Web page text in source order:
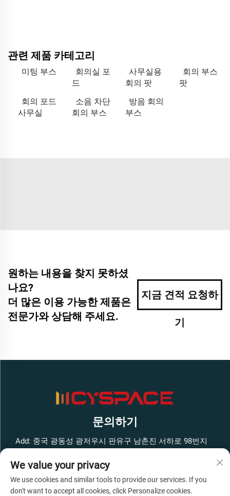
관련 제품 카테고리
미팅 부스
회의실 포
드
사무실용
회의 팟
회의 부스
팟
회의 포드
사무실
소음 차단
회의 부스
방음 회의
부스
원하는 내용을 찾지 못하셨
나요?
더 많은 이용 가능한 제품은
전문가와 상담해 주세요.
지금 견적 요청하
기
문의하기
Add: 중국 광동성 광저우시 판유구 남촌진 서하로 98번지
전화:+86-13316062192
이메일:[email protected]
We value your privacy
We use cookies and similar tools to provide our services. If you
don't want to accept all cookies, click Personalize cookies.